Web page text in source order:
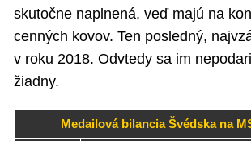
skutočne naplnená, veď majú na
cenných kovov. Ten posledný,
v roku 2018. Odvtedy sa im
žiadny.
Medailová bilancia Švédska na